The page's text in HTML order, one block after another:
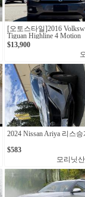
[오토스타일]2016
Tiguan Highline 4 Motion
$13,900
2024 Nissan Ariya 리스승
$583
모리닛